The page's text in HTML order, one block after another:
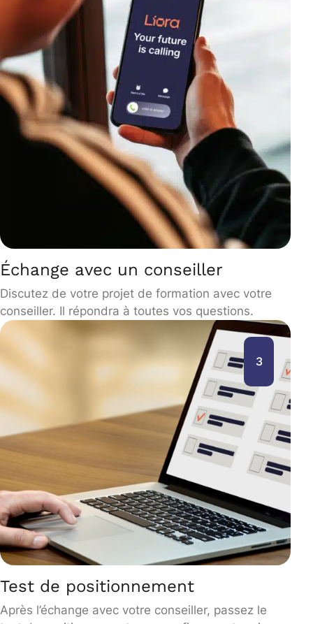
Échange avec un conseiller
Discutez de votre projet de formation avec votre
conseiller. Il répondra à toutes vos questions.
3
Test de positionnement
Après l’échange avec votre conseiller, passez le